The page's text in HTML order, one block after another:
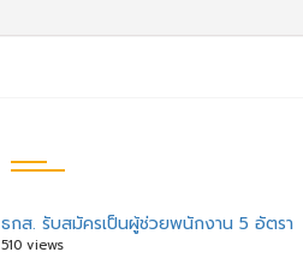
ธกส. รับสมัครเป็นผู้ช่วยพนักงาน 5 อัตรา
510 views